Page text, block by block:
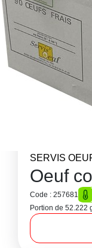
SERVIS
Oeuf
Code : 257681
Portion de 52.222